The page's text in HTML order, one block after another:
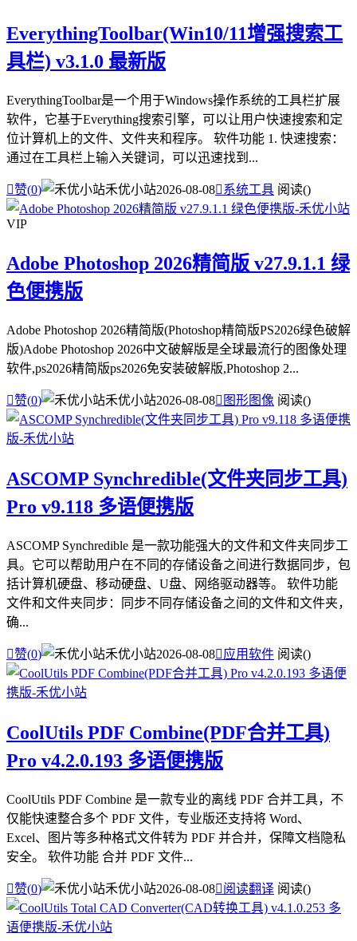
EverythingToolbar(Win10/11增强搜索工
具栏) v3.1.0 最新版
EverythingToolbar是一个用于Windows操作系统的工具栏扩展
软件，它基于Everything搜索引擎，可以让用户快速搜索和定
位计算机上的文件、文件夹和程序。 软件功能 1. 快速搜索：
通过在工具栏上输入关键词，可以迅速找到...
赞(0) 禾优小站2026-08-08系统工具 阅读()
VIP
Adobe Photoshop 2026精简版 v27.9.1.1 绿
色便携版
Adobe Photoshop 2026精简版(Photoshop精简版PS2026绿色破解
版)Adobe Photoshop 2026中文破解版是全球最流行的图像处理
软件,ps2026精简版ps2026免安装破解版,Photoshop 2...
赞(0) 禾优小站2026-08-08 图形图像 阅读()
ASCOMP Synchredible(文件夹同步工具)
Pro v9.118 多语便携版
ASCOMP Synchredible 是一款功能强大的文件和文件夹同步工
具。它可以帮助用户在不同的存储设备之间进行数据同步，包
括计算机硬盘、移动硬盘、U盘、网络驱动器等。 软件功能
文件和文件夹同步：同步不同存储设备之间的文件和文件夹，
确...
赞(0) 禾优小站2026-08-08应用软件 阅读()
CoolUtils PDF Combine(PDF合并工具)
Pro v4.2.0.193 多语便携版
CoolUtils PDF Combine 是一款专业的离线 PDF 合并工具，不
仅能快速整合多个 PDF 文件，专业版还支持将 Word、
Excel、图片等多种格式文件转为 PDF 并合并，保障文档隐私
安全。 软件功能 合并 PDF 文件...
赞(0) 禾优小站2026-08-08阅读翻译 阅读()